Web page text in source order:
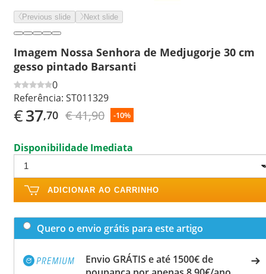
Previous slide Next slide
Imagem Nossa Senhora de Medjugorje 30 cm
gesso pintado Barsanti
0
Referência: ST011329
€37,70 € 41,90 -10%
Disponibilidade Imediata
ADICIONAR AO CARRINHO
Quero o envio grátis para este artigo
Envio GRÁTIS e até 1500€ de